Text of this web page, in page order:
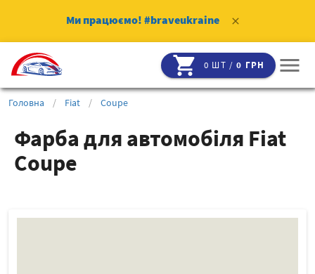
Ми працюємо! #braveukraine clear
shopping_cart 0 ШТ /0 ГРН menu
Головна / Fiat / Coupe
Фарба для автомобіля Fiat
Coupe